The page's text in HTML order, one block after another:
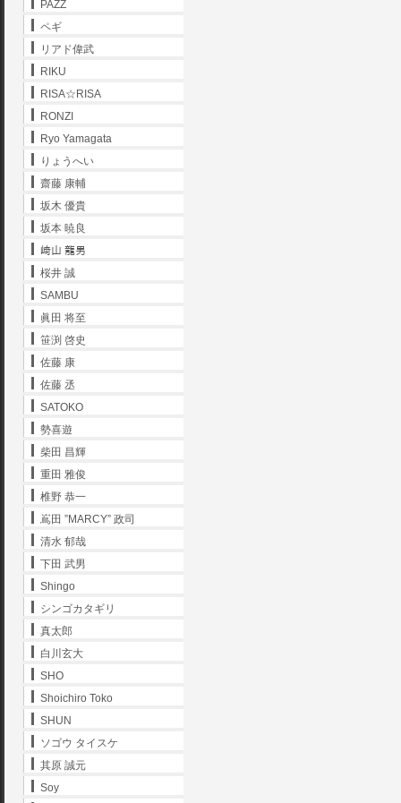
PAZZ
ペギ
リアド偉武
RIKU
RISA☆RISA
RONZI
Ryo Yamagata
りょうへい
齋藤 康輔
坂木 優貴
坂本 暁良
﨑山 龍男
桜井 誠
SAMBU
眞田 将至
笹渕 啓史
佐藤 康
佐藤 丞
SATOKO
勢喜遊
柴田 昌輝
重田 雅俊
椎野 恭一
嶌田 ”MARCY” 政司
清水 郁哉
下田 武男
Shingo
シンゴカタギリ
真太郎
白川玄大
SHO
Shoichiro Toko
SHUN
ソゴウ タイスケ
其原 誠元
Soy